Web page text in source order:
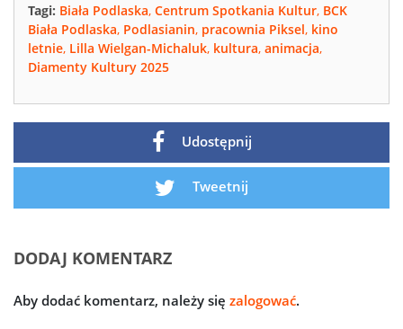
Tagi: Biała Podlaska, Centrum Spotkania Kultur, BCK
Biała Podlaska, Podlasianin, pracownia Piksel, kino
letnie, Lilla Wielgan-Michaluk, kultura, animacja,
Diamenty Kultury 2025
Udostępnij
Tweetnij
DODAJ KOMENTARZ
Aby dodać komentarz, należy się zalogować.